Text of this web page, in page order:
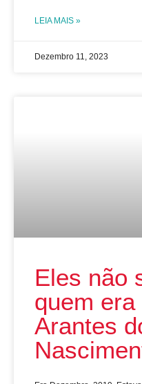
LEIA MAIS »
Dezembro 11, 2023
Eles não
quem era
Arantes